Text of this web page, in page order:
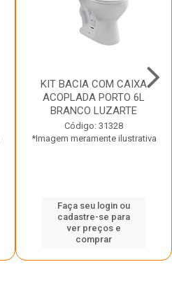
KIT BACIA COM CAIXA
ACOPLADA PORTO 6L
BRANCO LUZARTE
Código: 31328
*Imagem meramente ilustrativa
Faça seu login ou
cadastre-se para
ver preços e
comprar